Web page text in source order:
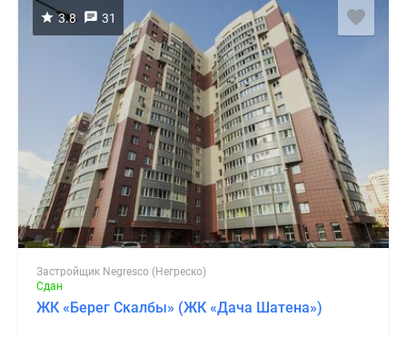
3.8 31
Застройщик Negresco (Негреско)
Сдан
ЖК «Берег Скалбы» (ЖК «Дача Шатена»)